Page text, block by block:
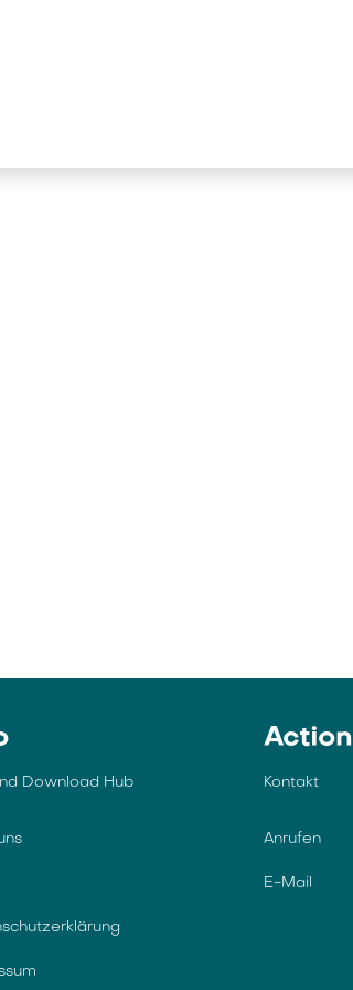
Download Hub
Action
Kontakt
Anrufen
E-Mail